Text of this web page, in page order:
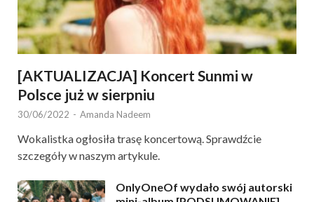
[AKTUALIZACJA] Koncert Sunmi w
Polsce już w sierpniu
30/06/2022 - Amanda Nadeem
Wokalistka ogłosiła trasę koncertową. Sprawdźcie
szczegóły w naszym artykule.
OnlyOneOf wydało swój autorski